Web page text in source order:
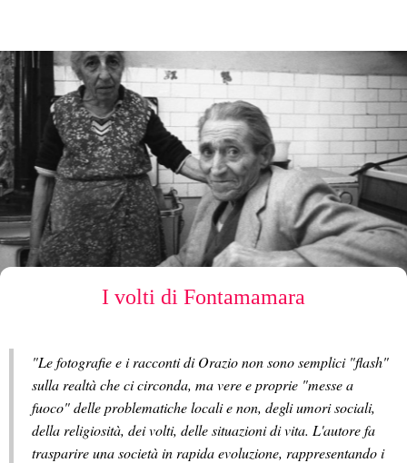
I volti di Fontamamara
"Le fotografie e i racconti di Orazio non sono semplici "flash"
sulla realtà che ci circonda, ma vere e proprie "messe a
fuoco" delle problematiche locali e non, degli umori sociali,
della religiosità, dei volti, delle situazioni di vita. L'autore fa
trasparire una società in rapida evoluzione, rappresentando i